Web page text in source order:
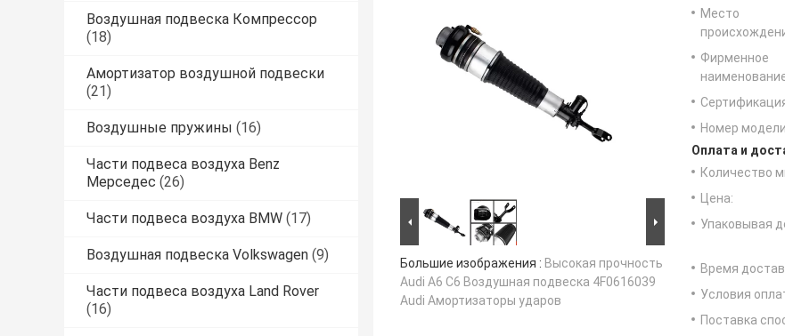
Воздушная подвеска Компрессор
(18)
Амортизатор воздушной подвески
(21)
Воздушные пружины (16)
Части подвеса воздуха Benz
Мерседес (26)
Части подвеса воздуха BMW (17)
Воздушная подвеска Volkswagen (9)
Части подвеса воздуха Land Rover
(16)
Большие изображения : Высокая прочность
Audi A6 C6 Воздушная подвеска 4F0616039
Audi Амортизаторы ударов
Место
Фирменное
Номер
Оплата и
Количество
Цена:
Упаковывая
Время
Условия
Поставка